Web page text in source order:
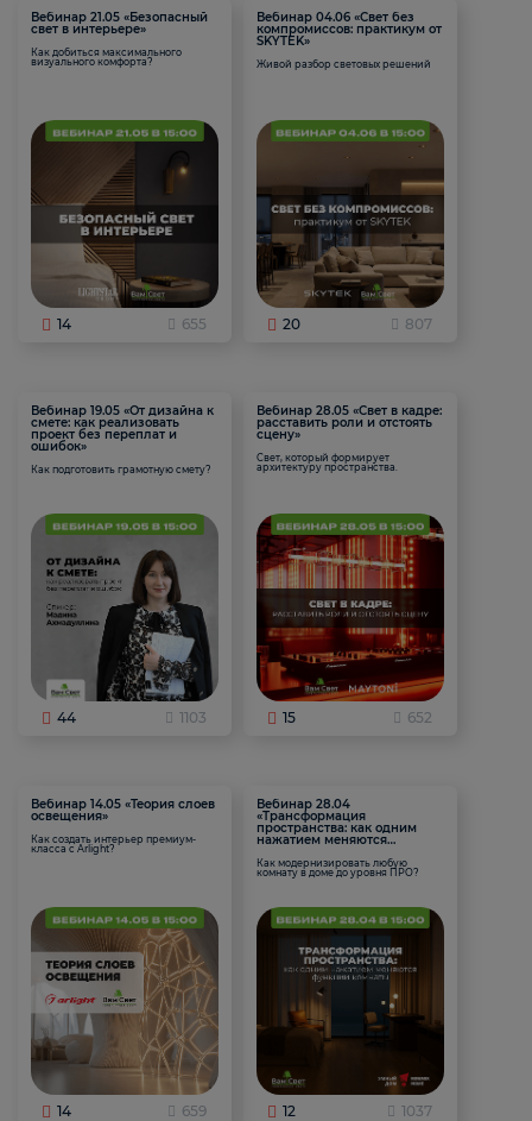
Вебинар 21.05 «Безопасный
свет в интерьере»
Как добиться максимального
визуального комфорта?
14 655
Вебинар 04.06 «Свет без
компромиссов: практикум от
SKYTEK»
Живой разбор световых решений
20 807
Вебинар 19.05 «От дизайна к
смете: как реализовать
проект без переплат и
ошибок»
Как подготовить грамотную смету?
44 1103
Вебинар 28.05 «Свет в кадре:
расставить роли и отстоять
сцену»
Свет, который формирует
архитектуру пространства.
15 652
Вебинар 14.05 «Теория слоев
освещения»
Как создать интерьер премиум-
класса с Arlight?
14 659
Вебинар 28.04
«Трансформация
пространства: как одним
нажатием меняются
Как модернизировать любую
комнату в доме до уровня ПРО?
12 1037